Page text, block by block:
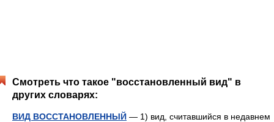
Смотреть что такое "восстановленный вид" в
других словарях:
ВИД ВОССТАНОВЛЕННЫЙ — 1) вид, считавшийся в недавнем